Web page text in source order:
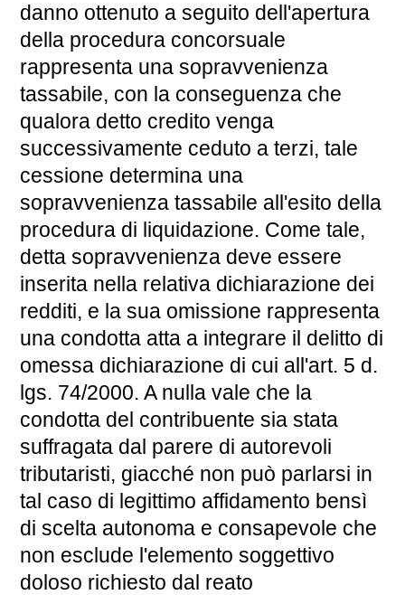
danno ottenuto a seguito dell'apertura
della procedura concorsuale
rappresenta una sopravvenienza
tassabile, con la conseguenza che
qualora detto credito venga
successivamente ceduto a terzi, tale
cessione determina una
sopravvenienza tassabile all'esito della
procedura di liquidazione. Come tale,
detta sopravvenienza deve essere
inserita nella relativa dichiarazione dei
redditi, e la sua omissione rappresenta
una condotta atta a integrare il delitto di
omessa dichiarazione di cui all'art. 5 d.
lgs. 74/2000. A nulla vale che la
condotta del contribuente sia stata
suffragata dal parere di autorevoli
tributaristi, giacché non può parlarsi in
tal caso di legittimo affidamento bensì
di scelta autonoma e consapevole che
non esclude l'elemento soggettivo
doloso richiesto dal reato